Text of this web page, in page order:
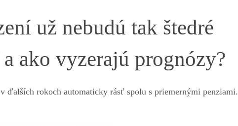
už nebudú tak štedré
ako vyzerajú prognózy?
ďalších rokoch automaticky rásť spolu s priemernými penziami.